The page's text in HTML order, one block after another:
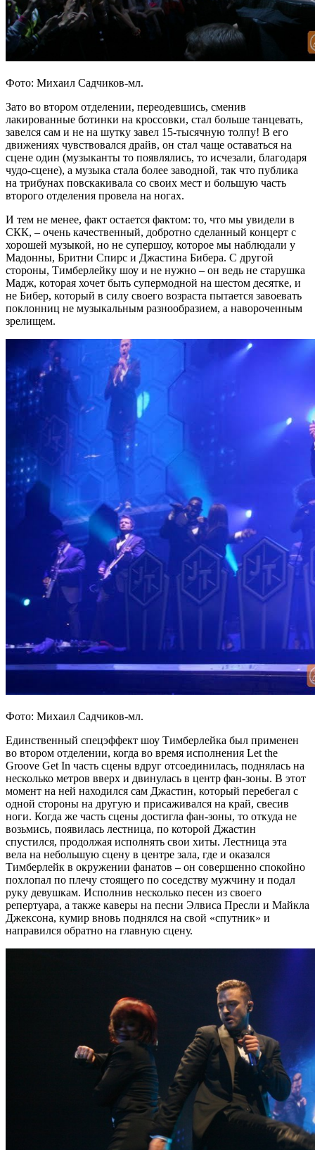
Фото: Михаил Садчиков-мл.
Зато во втором отделении, переодевшись, сменив
лакированные ботинки на кроссовки, стал больше танцевать,
завелся сам и не на шутку завел 15-тысячную толпу! В его
движениях чувствовался драйв, он стал чаще оставаться на
сцене один (музыканты то появлялись, то исчезали, благодаря
чудо-сцене), а музыка стала более заводной, так что публика
на трибунах повскакивала со своих мест и большую часть
второго отделения провела на ногах.
И тем не менее, факт остается фактом: то, что мы увидели в
СКК, – очень качественный, добротно сделанный концерт с
хорошей музыкой, но не супершоу, которое мы наблюдали у
Мадонны, Бритни Спирс и Джастина Бибера. С другой
стороны, Тимберлейку шоу и не нужно – он ведь не старушка
Мадж, которая хочет быть супермодной на шестом десятке, и
не Бибер, который в силу своего возраста пытается завоевать
поклонниц не музыкальным разнообразием, а навороченным
зрелищем.
Фото: Михаил Садчиков-мл.
Единственный спецэффект шоу Тимберлейка был применен
во втором отделении, когда во время исполнения Let the
Groove Get In часть сцены вдруг отсоединилась, поднялась на
несколько метров вверх и двинулась в центр фан-зоны. В этот
момент на ней находился сам Джастин, который перебегал с
одной стороны на другую и присаживался на край, свесив
ноги. Когда же часть сцены достигла фан-зоны, то откуда не
возьмись, появилась лестница, по которой Джастин
спустился, продолжая исполнять свои хиты. Лестница эта
вела на небольшую сцену в центре зала, где и оказался
Тимберлейк в окружении фанатов – он совершенно спокойно
похлопал по плечу стоящего по соседству мужчину и подал
руку девушкам. Исполнив несколько песен из своего
репертуара, а также каверы на песни Элвиса Пресли и Майкла
Джексона, кумир вновь поднялся на свой «спутник» и
направился обратно на главную сцену.